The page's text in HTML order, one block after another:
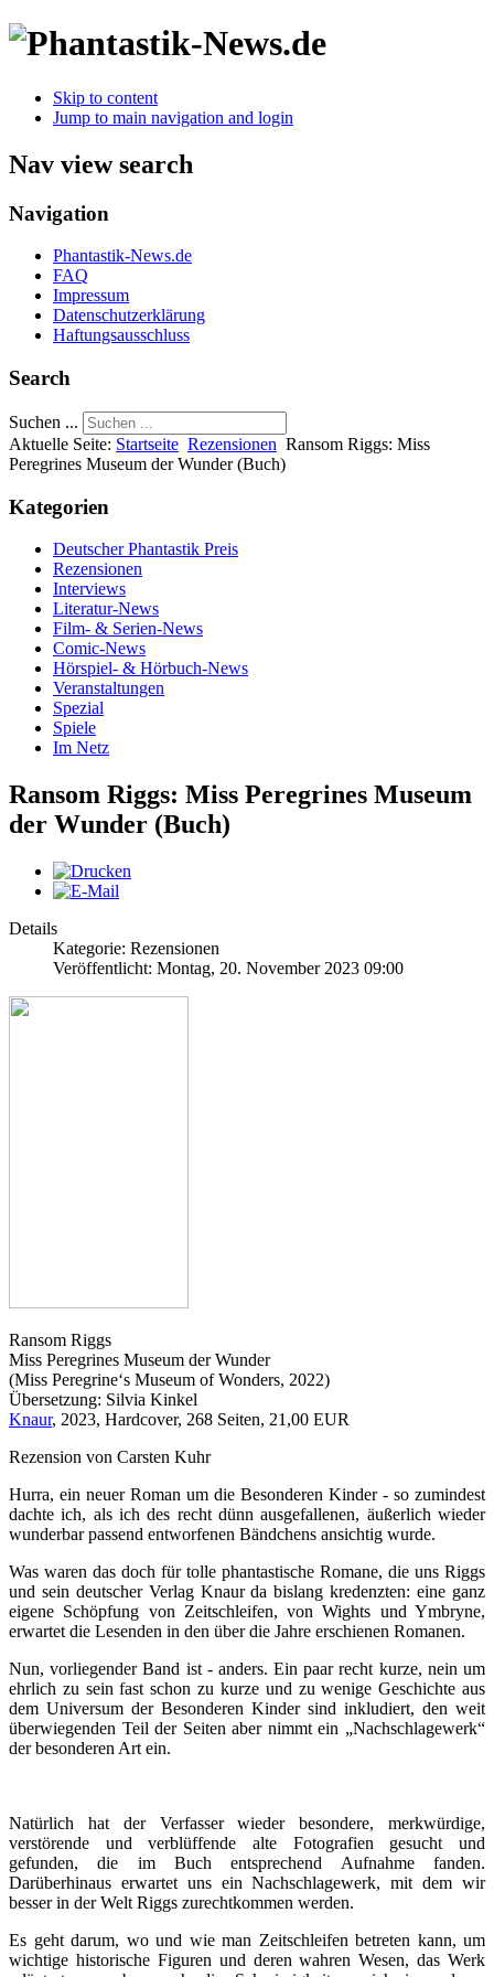
Skip to content
Jump to main navigation and login
Nav view search
Navigation
Phantastik-News.de
FAQ
Impressum
Datenschutzerklärung
Haftungsausschluss
Search
Suchen ...
Aktuelle Seite: Startseite Rezensionen Ransom Riggs: Miss
Peregrines Museum der Wunder (Buch)
Kategorien
Deutscher Phantastik Preis
Rezensionen
Interviews
Literatur-News
Film- & Serien-News
Comic-News
Hörspiel- & Hörbuch-News
Veranstaltungen
Spezial
Spiele
Im Netz
Ransom Riggs: Miss Peregrines Museum
der Wunder (Buch)
Details
Kategorie: Rezensionen
Veröffentlicht: Montag, 20. November 2023 09:00
Ransom Riggs
Miss Peregrines Museum der Wunder
(Miss Peregrine‘s Museum of Wonders, 2022)
Übersetzung: Silvia Kinkel
Knaur, 2023, Hardcover, 268 Seiten, 21,00 EUR
Rezension von Carsten Kuhr
Hurra, ein neuer Roman um die Besonderen Kinder - so zumindest
dachte ich, als ich des recht dünn ausgefallenen, äußerlich wieder
wunderbar passend entworfenen Bändchens ansichtig wurde.
Was waren das doch für tolle phantastische Romane, die uns Riggs
und sein deutscher Verlag Knaur da bislang kredenzten: eine ganz
eigene Schöpfung von Zeitschleifen, von Wights und Ymbryne,
erwartet die Lesenden in den über die Jahre erschienen Romanen.
Nun, vorliegender Band ist - anders. Ein paar recht kurze, nein um
ehrlich zu sein fast schon zu kurze und zu wenige Geschichte aus
dem Universum der Besonderen Kinder sind inkludiert, den weit
überwiegenden Teil der Seiten aber nimmt ein „Nachschlagewerk“
der besonderen Art ein.
Natürlich hat der Verfasser wieder besondere, merkwürdige,
verstörende und verblüffende alte Fotografien gesucht und
gefunden, die im Buch entsprechend Aufnahme fanden.
Darüberhinaus erwartet uns ein Nachschlagewerk, mit dem wir
besser in der Welt Riggs zurechtkommen werden.
Es geht darum, wo und wie man Zeitschleifen betreten kann, um
wichtige historische Figuren und deren wahren Wesen, das Werk